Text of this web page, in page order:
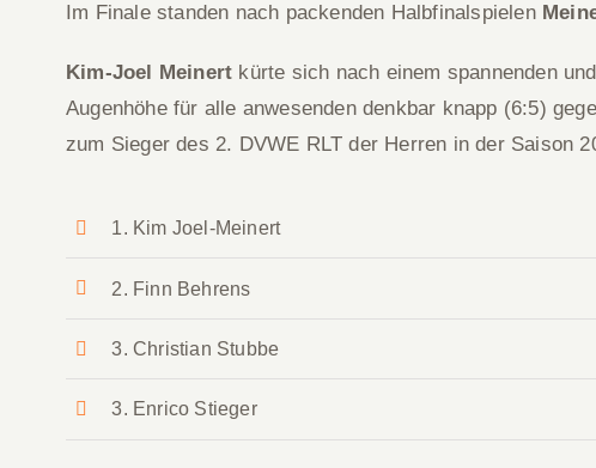
Im Finale standen nach packenden Halbfinalspielen
Kim-Joel Meinert kürte sich nach einem spannenden
Augenhöhe für alle anwesenden denkbar knapp (6:5)
zum Sieger des 2. DVWE RLT der Herren in der Saison
1. Kim Joel-Meinert
2. Finn Behrens
3. Christian Stubbe
3. Enrico Stieger